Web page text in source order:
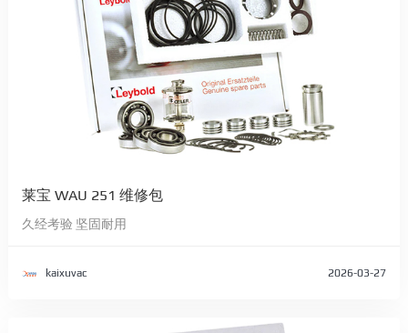
莱宝 WAU 251 维修包
久经考验 坚固耐用
kaixuvac 2026-03-27